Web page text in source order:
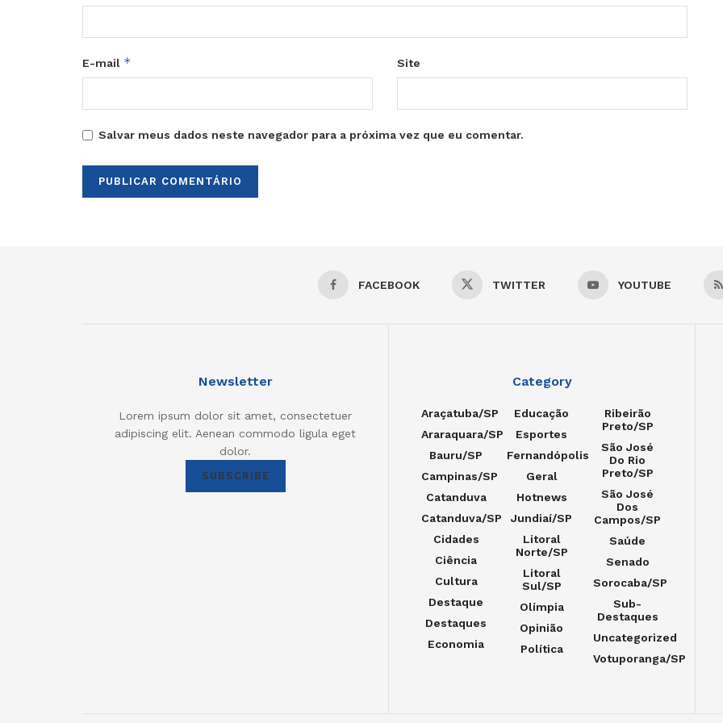
E-mail * Site
Salvar meus dados neste navegador para a próxima vez que eu comentar.
FACEBOOK TWITTER YOUTUBE
Newsletter
Lorem ipsum dolor sit amet, consectetuer
adipiscing elit. Aenean commodo ligula eget
dolor.
SUBSCRIBE
Category
Araçatuba/SP
Araraquara/SP
Bauru/SP
Campinas/SP
Catanduva
Catanduva/SP
Cidades
Ciência
Cultura
Destaque
Destaques
Economia
Educação
Esportes
Fernandópolis
Geral
Hotnews
Jundiaí/SP
Litoral
Norte/SP
Litoral
Sul/SP
Olímpia
Opinião
Política
Ribeirão
Preto/SP
São José
Do Rio
Preto/SP
São José
Dos
Campos/SP
Saúde
Senado
Sorocaba/SP
Sub-
Destaques
Uncategorized
Votuporanga/SP